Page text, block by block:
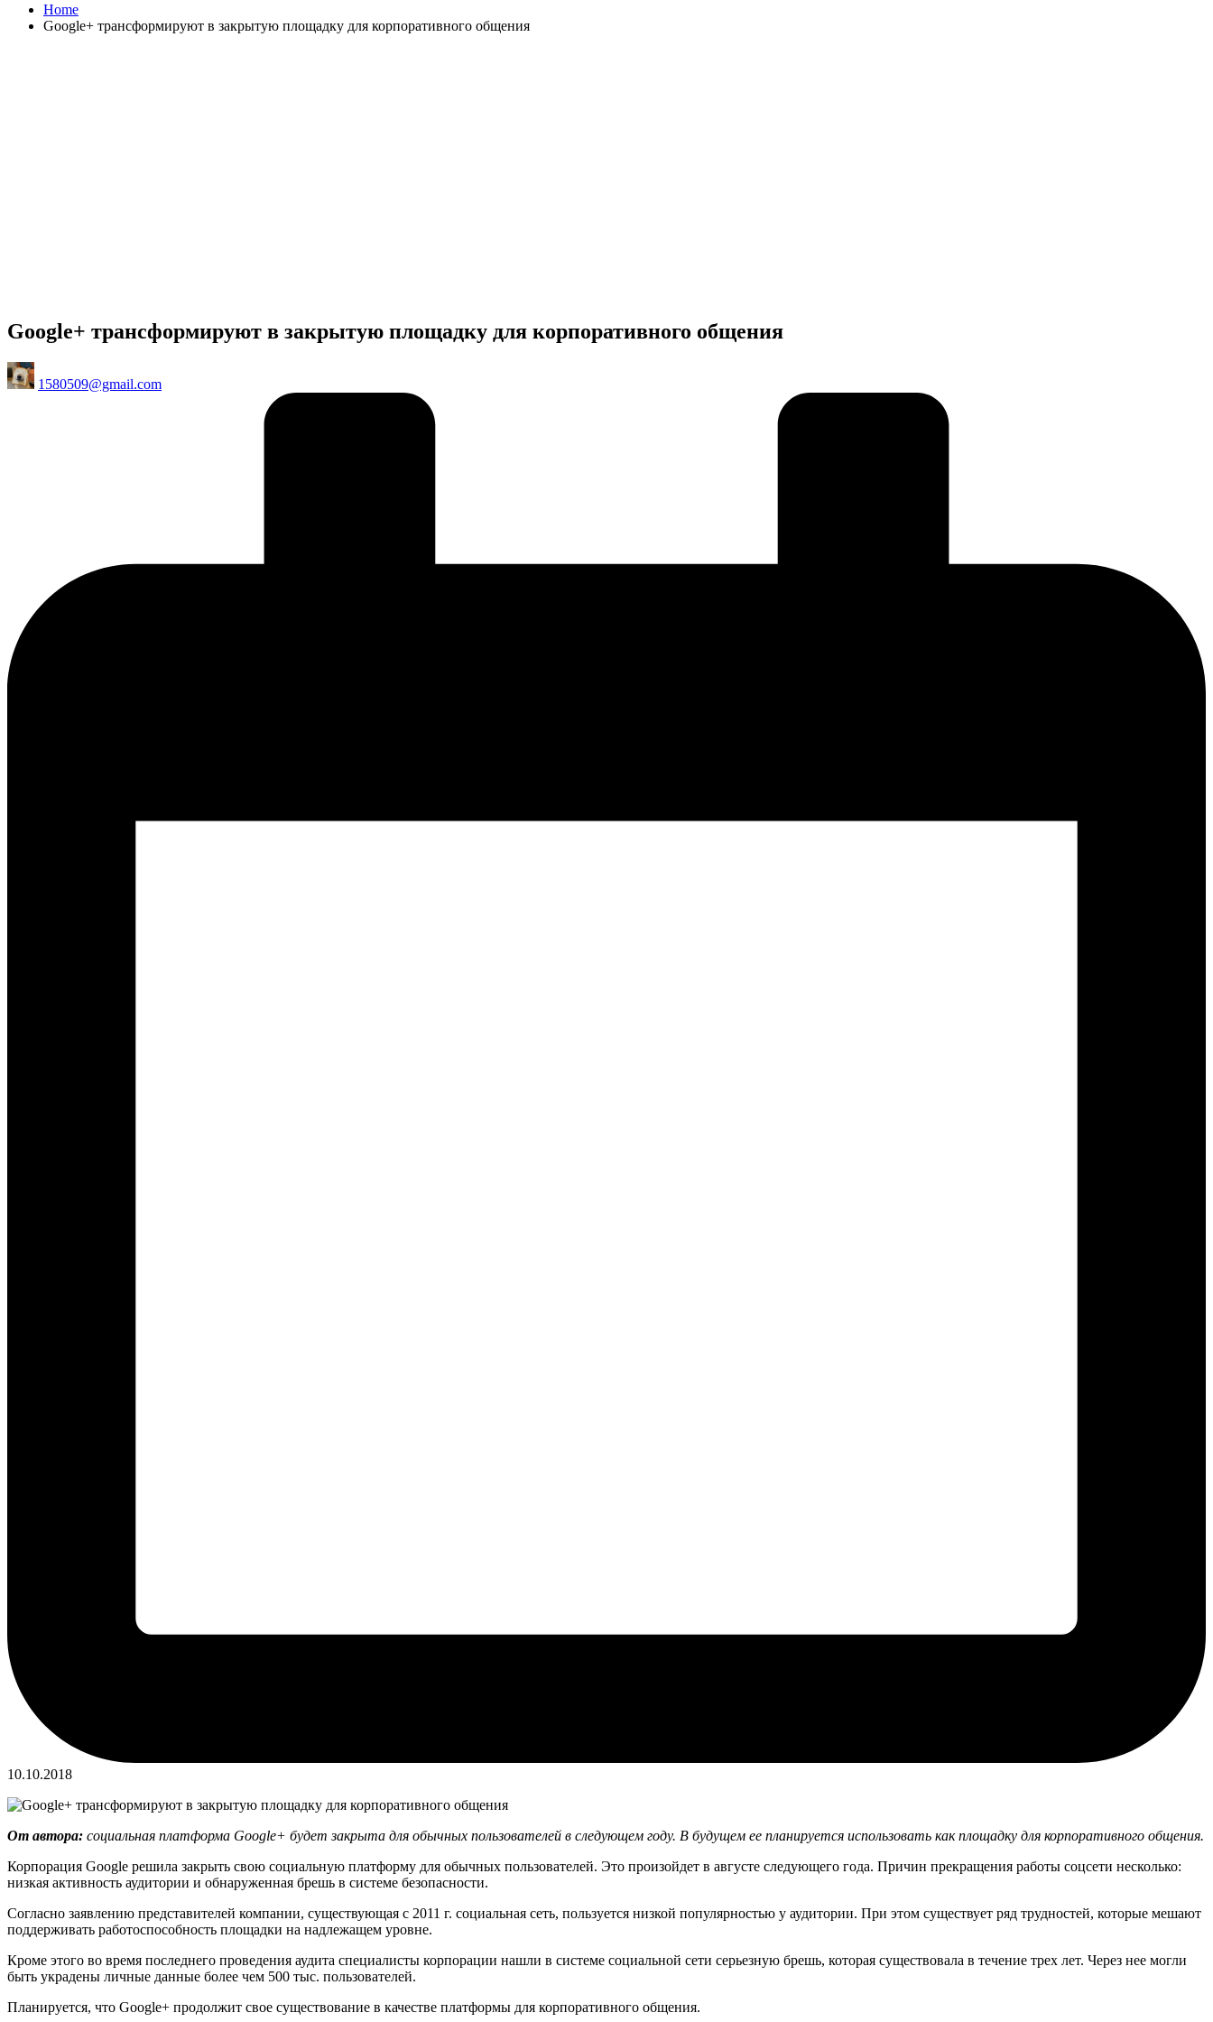
Home
Google+ трансформируют в закрытую площадку для корпоративного общения
Google+ трансформируют в закрытую площадку для корпоративного общения
Posted
by
1580509@gmail.com
10.10.2018
От автора: социальная платформа Google+ будет закрыта для обычных пользователей в следующем году. В будущем ее планируется использовать как площадку для корпоративного общения.
Корпорация Google решила закрыть свою социальную платформу для обычных пользователей. Это произойдет в августе следующего года. Причин прекращения работы соцсети несколько:
низкая активность аудитории и обнаруженная брешь в системе безопасности.
Согласно заявлению представителей компании, существующая с 2011 г. социальная сеть, пользуется низкой популярностью у аудитории. При этом существует ряд трудностей, которые мешают
поддерживать работоспособность площадки на надлежащем уровне.
Кроме этого во время последнего проведения аудита специалисты корпорации нашли в системе социальной сети серьезную брешь, которая существовала в течение трех лет. Через нее могли
быть украдены личные данные более чем 500 тыс. пользователей.
Планируется, что Google+ продолжит свое существование в качестве платформы для корпоративного общения.